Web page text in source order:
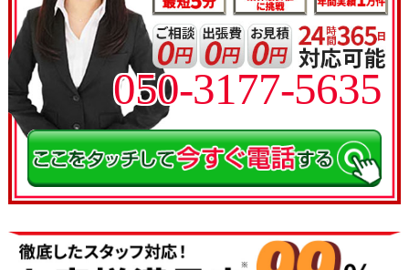
050-3177-5635